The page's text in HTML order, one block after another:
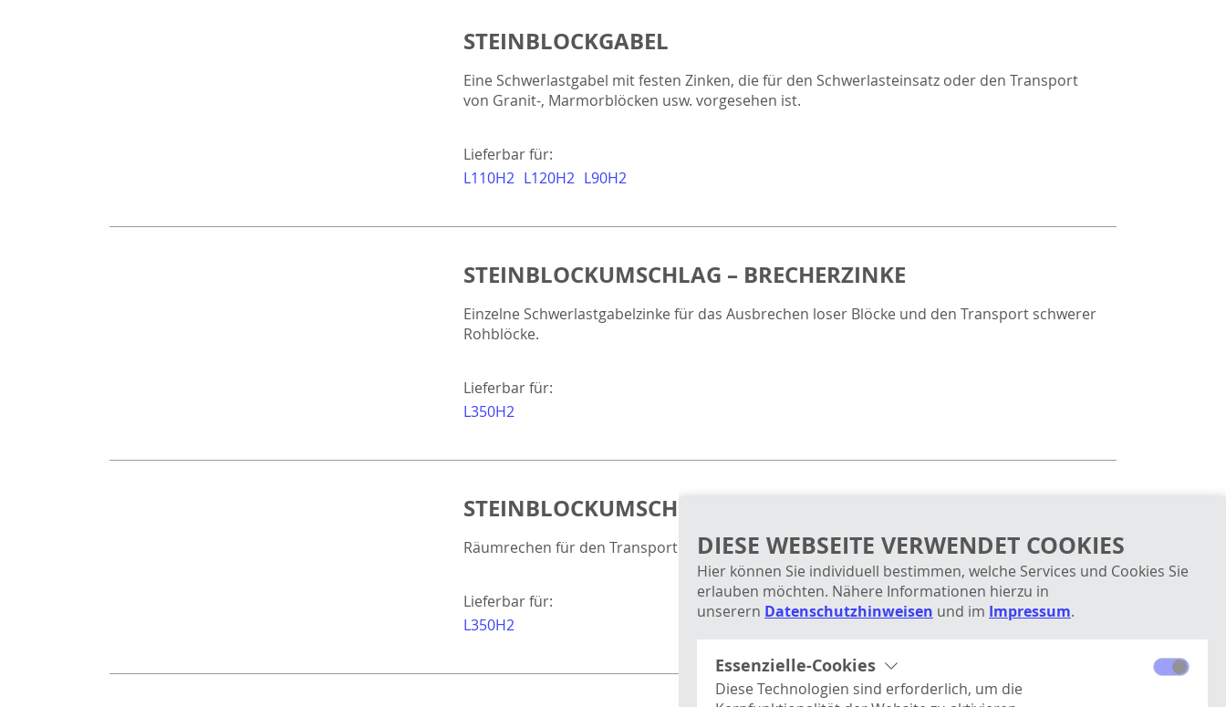
STEINBLOCKGABEL
Eine Schwerlastgabel mit festen Zinken, die für den Schwerlasteinsatz oder den Transport
von Granit-, Marmorblöcken usw. vorgesehen ist.
Lieferbar für:
L110H2 L120H2 L90H2
STEINBLOCKUMSCHLAG – BRECHERZINKE
Einzelne Schwerlastgabelzinke für das Ausbrechen loser Blöcke und den Transport schwerer
Rohblöcke.
Lieferbar für:
L350H2
STEINBLOCKUMSCHLAG – RECHEN
Räumrechen für den Transport von Gegenständen und das Beräumen von Schutt.
Lieferbar für:
L350H2
DIESE WEBSEITE VERWENDET COOKIES
Hier können Sie individuell bestimmen, welche Services und Cookies Sie
erlauben möchten. Nähere Informationen hierzu in
unserern Datenschutzhinweisen und im Impressum.
Essenzielle-Cookies
Diese Technologien sind erforderlich, um die